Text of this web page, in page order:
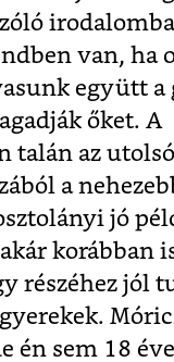
van, ha
együtt a
őket. A
talán az
a
jó
korábban
részéhez jól
én sem 18